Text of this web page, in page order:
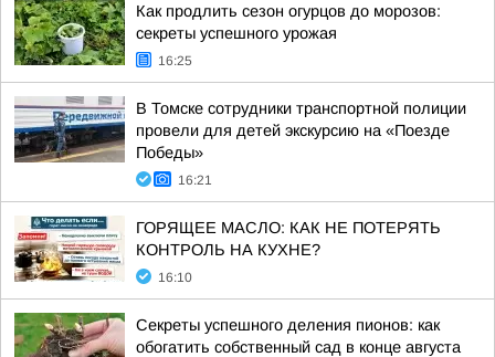
Как продлить сезон огурцов до морозов:
секреты успешного урожая
16:25
В Томске сотрудники транспортной полиции
провели для детей экскурсию на «Поезде
Победы»
16:21
ГОРЯЩЕЕ МАСЛО: КАК НЕ ПОТЕРЯТЬ
КОНТРОЛЬ НА КУХНЕ?
16:10
Секреты успешного деления пионов: как
обогатить собственный сад в конце августа